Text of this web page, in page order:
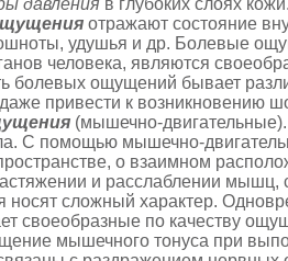
давления в глубоких слоях кожи.
отражают состояние
удушья и др. Болевые
человека, являются
болевых ощущений бывает
привести к возникновению
(мышечно-
С помощью мышечно-
о взаимном
и расслабле­нии мышц,
сложный характер.
своеобразные по качеству
мышечного то­нуса при